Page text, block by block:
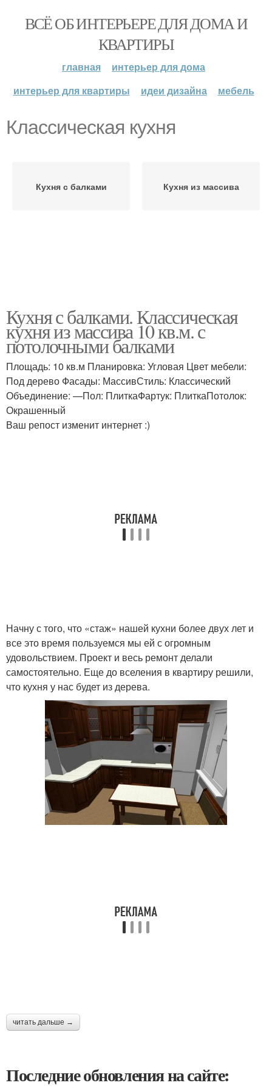
ВСЁ ОБ ИНТЕРЬЕРЕ ДЛЯ ДОМА И
КВАРТИРЫ
главная
интерьер для дома
интерьер для квартиры
идеи дизайна мебель
Классическая кухня
Кухня с балками Кухня из массива
Кухня с балками. Классическая
кухня из массива 10 кв.м. с
потолочными балками
Площадь: 10 кв.м Планировка: Угловая Цвет мебели:
Под дерево Фасады: МассивСтиль: Классический
Объединение: —Пол: ПлиткаФартук: ПлиткаПотолок:
Окрашенный
Ваш репост изменит интернет :)
Начну с того, что «стаж» нашей кухни более двух лет и
все это время пользуемся мы ей с огромным
удовольствием. Проект и весь ремонт делали
самостоятельно. Еще до вселения в квартиру решили,
что кухня у нас будет из дерева.
читать дальше →
Последние обновления на сайте: